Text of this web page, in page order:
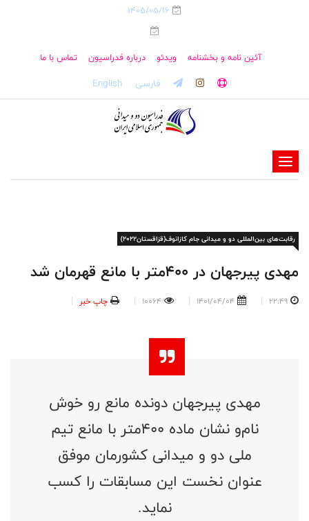
1405/05/16
آئین نامه و بخشنامه ویدئو درباره فدراسیون تماس با ما
فارسی English
-
-
-
رقابت‌های بین‌المللی دو و میدانی جام کازانوف(قزاقستان۲۰۲۲)
مهدی پیرجهان در ۴۰۰متر با مانع قهرمان شد
22:49
1401/04/04
10064 چاپ خبر
مهدی پیرجهان دونده مانع رو خوش
نام‌و نشان ماده ۴۰۰متر با مانع تیم
ملی دو و میدانی کشورمان موفق
عنوان نخست این مسابقات را کسب
نماید.